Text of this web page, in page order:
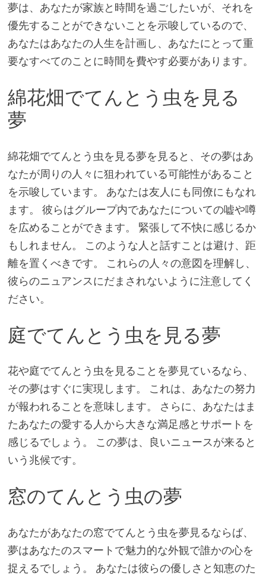
夢は、あなたが家族と時間を過ごしたいが、それを
優先することができないことを示唆しているので、
あなたはあなたの人生を計画し、あなたにとって重
要なすべてのことに時間を費やす必要があります。
綿花畑でてんとう虫を見る
夢
綿花畑でてんとう虫を見る夢を見ると、その夢はあ
なたが周りの人々に狙われている可能性があること
を示唆しています。 あなたは友人にも同僚にもなれ
ます。 彼らはグループ内であなたについての嘘や噂
を広めることができます。 緊張して不快に感じるか
もしれません。 このような人と話すことは避け、距
離を置くべきです。 これらの人々の意図を理解し、
彼らのニュアンスにだまされないように注意してく
ださい。
庭でてんとう虫を見る夢
花や庭でてんとう虫を見ることを夢見ているなら、
その夢はすぐに実現します。 これは、あなたの努力
が報われることを意味します。 さらに、あなたはま
たあなたの愛する人から大きな満足感とサポートを
感じるでしょう。 この夢は、良いニュースが来ると
いう兆候です。
窓のてんとう虫の夢
あなたがあなたの窓でてんとう虫を夢見るならば、
夢はあなたのスマートで魅力的な外観で誰かの心を
捉えるでしょう。 あなたは彼らの優しさと知恵のた